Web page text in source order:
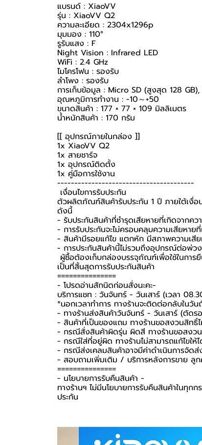
แบรนด์ : XiaoVV
รุ่น : XiaoVV Q2
ความละเอียด : 2304x1296p
มุมมอง : 110°
รูรับแสง : F
Night Vision : Infrared LED
WiFi : 2.4 GHz
ไมโครโฟน : รองรับ
ลำโพง : รองรับ
การเก็บข้อมูล : Micro SD (สูงสุด 128
อุณหภูมิการทำงาน : -10～+50
ขนาดสินค้า : 177 × 77 × 109 มิลลิเมตร
น้ำหนักสินค้า : 170 กรัม
[[ อุปกรณ์ภายในกล่อง ]]
1x XiaoVV Q2
1x สายชาร์จ
1x อุปกรณ์ติดตั้ง
1x คู่มือการใช้งาน
----------------------------------------
️ เงื่อนไขการรับประกัน ️
ตัวผลิตภัณฑ์สินค้ารับประกัน 1 ปี ภายใต้เงื่อน
ดังนี้
- รับประกันสินค้าที่ชำรุดเสียหายที่เกิดจากค
- การรับประกันจะไม่ครอบคลุมความเสียหา
- สินค้ามีรอยแก้ไข แตกหัก มีสภาพความเสี
- การประกันสินค้านี้ไม่รวมถึงอุปกรณ์ต่อพ่ว
ผู้ซื้อต้องเก็บกล่องบรรจุภัณฑ์เพื่อใช้ในกา
เป็นที่สิ้นสุดการรับประกันสินค้า ️
===============
-️ โปรดอ่านสักนิดก่อนสั่งนะคะ-️
บริการแชท : วันจันทร์ - วันเสาร์ (เวลา
*นอกเวลาทำการ ทางร้านจะติดต่อกลับในวัน
- ทางร้านส่งสินค้าวันจันทร์ - วันเสาร์ (ตัดร
- สินค้าที่เป็นของแถม ทางร้านขอสงวนสิทธิ์
- กรณีสั่งสินค้าผิดรุ่น ผิดสี ทางร้านขอสงวน
- กรณีใส่ที่อยู่ผิด ทางร้านไม่สามารถแก้ไขให้
- กรณีส่งเคลมสินค้าอาจมีค่าดำเนินการจัด
- สอบถามเพิ่มเติม / บริการหลังการขาย ลูก
===============
-️ นโยบายการรับคืนสินค้า -️
ทางร้านฯ ไม่มีนโยบายการรับคืนสินค้าในทุ
ประกัน